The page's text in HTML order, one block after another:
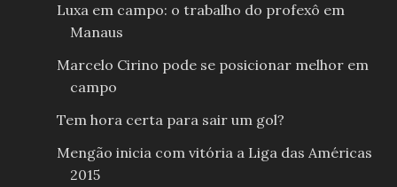
Luxa em campo: o trabalho do profexô em
Manaus
Marcelo Cirino pode se posicionar melhor em
campo
Tem hora certa para sair um gol?
Mengão inicia com vitória a Liga das Américas
2015